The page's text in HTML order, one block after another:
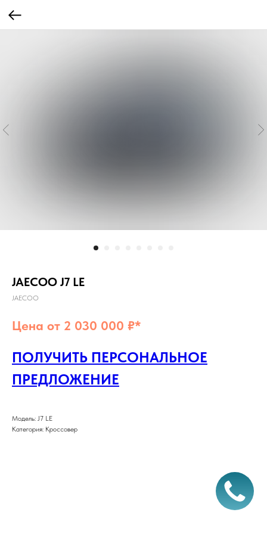
JAECOO J7 LE
JAECOO
Цена от 2 030 000 ₽*
ПОЛУЧИТЬ ПЕРСОНАЛЬНОЕ
ПРЕДЛОЖЕНИЕ
Модель: J7 LE
Категория: Кроссовер